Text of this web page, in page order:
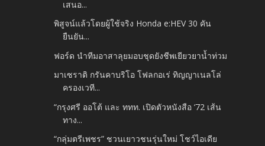
เสนอ...
พิสูจน์แล้วโดยผู้ใช้จริง Honda e:HEV 30 คัน
ยืนยัน...
ฟอร์ด นำทีมอาสาลุยมอบชุดยังชีพเยียวยาน้ำท่วม
มาเซราติ กรันคาบริโอ โฟลกอเร่ ทิญญาเนลโล่
ครองเวที...
“กรุงศรี ออโต้ และ ททท. เปิดตัวหนังสือ ‘72 เส้น
ทาง...
“กลุ่มตรีเพชร” ชวนเยาวชนรุ่นใหม่ โชว์ไอเดีย